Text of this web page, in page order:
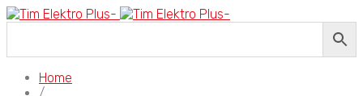
Home